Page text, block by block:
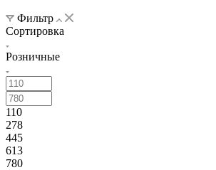
Фильтр
Сортировка
Розничные
110
278
445
613
780